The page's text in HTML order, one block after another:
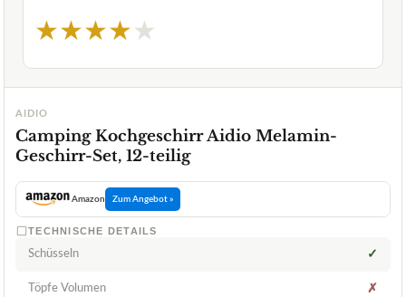
★★★★★
AIDIO
Camping Kochgeschirr Aidio Melamin-
Geschirr-Set, 12-teilig
Amazon Zum Angebot »
TECHNISCHE DETAILS
Schüsseln ✓
Töpfe Volumen ✗